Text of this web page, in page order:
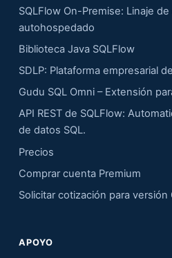
SQLFlow On-Premise: Linaje de
autohospedado
Biblioteca Java SQLFlow
SDLP: Plataforma empresarial
Gudu SQL Omni – Extensión
API REST de SQLFlow:
de datos SQL.
Precios
Comprar cuenta Premium
Solicitar cotización para versión
APOYO